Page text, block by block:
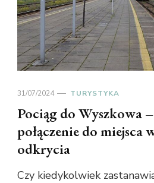
31/07/2024 TURYSTYKA
Pociąg do Wyszkowa
połączenie do miejsca
odkrycia
Czy kiedykolwiek